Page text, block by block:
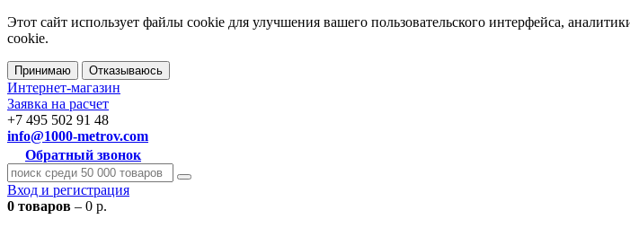
Этот сайт использует файлы cookie для улучшения вашего пользовательского интерфейса,
cookie.
Принимаю Отказываюсь
Интернет-магазин
Заявка на расчет
+7 495 502 91 48
info@1000-metrov.com
Обратный звонок
Вход и регистрация
0 товаров – 0 р.